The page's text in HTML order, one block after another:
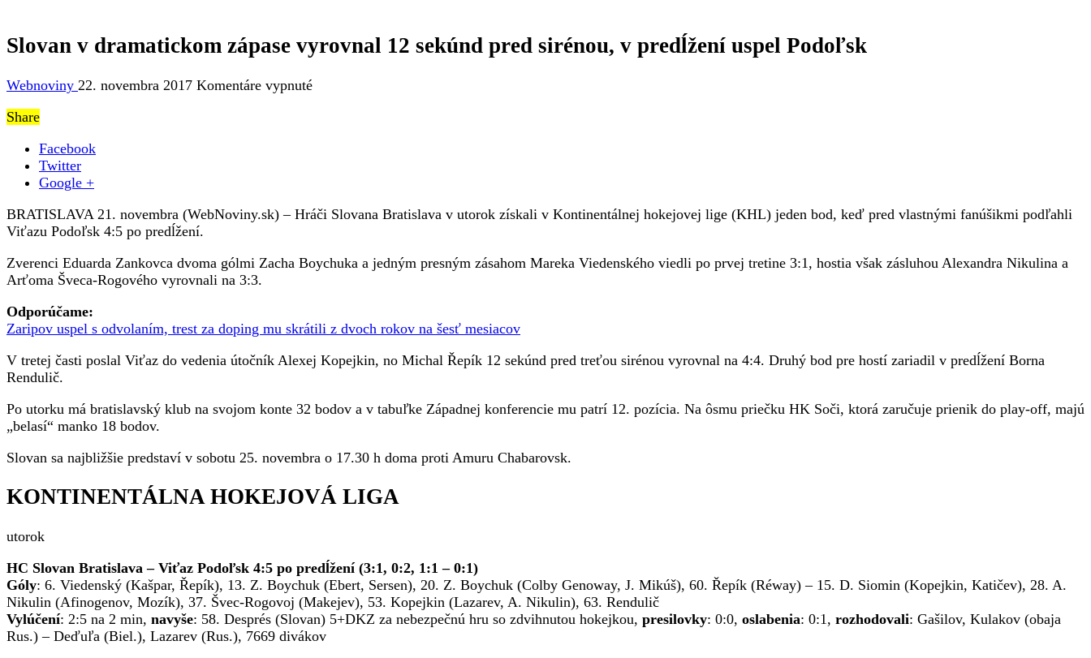
Slovan v dramatickom zápase vyrovnal 12 sekúnd pred sirénou, v predĺžení uspel Podoľsk
Webnoviny 22. novembra 2017 Komentáre vypnuténa
pred
predĺžení
Share
Facebook
Twitter
Google +
BRATISLAVA 21. novembra (WebNoviny.sk) – Hráči Slovana Bratislava v utorok získali v Kontinentálnej hokejovej lige (KHL) jeden bod, keď pred vlastnými fanúšikmi podľahli
Viťazu Podoľsk 4:5 po predĺžení.
Zverenci Eduarda Zankovca dvoma gólmi Zacha Boychuka a jedným presným zásahom Mareka Viedenského viedli po prvej tretine 3:1, hostia však zásluhou Alexandra Nikulina a
Arťoma Šveca-Rogového vyrovnali na 3:3.
Odporúčame:
Zaripov uspel s odvolaním, trest za doping mu skrátili z dvoch rokov na šesť mesiacov
V tretej časti poslal Viťaz do vedenia útočník Alexej Kopejkin, no Michal Řepík 12 sekúnd pred treťou sirénou vyrovnal na 4:4. Druhý bod pre hostí zariadil v predĺžení Borna
Rendulič.
Po utorku má bratislavský klub na svojom konte 32 bodov a v tabuľke Západnej konferencie mu patrí 12. pozícia. Na ôsmu priečku HK Soči, ktorá zaručuje prienik do play-off, majú
„belasí“ manko 18 bodov.
Slovan sa najbližšie predstaví v sobotu 25. novembra o 17.30 h doma proti Amuru Chabarovsk.
KONTINENTÁLNA HOKEJOVÁ LIGA
utorok
HC Slovan Bratislava – Viťaz Podoľsk 4:5 po predĺžení (3:1, 0:2, 1:1 – 0:1)
Góly: 6. Viedenský (Kašpar, Řepík), 13. Z. Boychuk (Ebert, Sersen), 20. Z. Boychuk (Colby Genoway, J. Mikúš), 60. Řepík (Réway) – 15. D. Siomin (Kopejkin, Katičev), 28. A.
Nikulin (Afinogenov, Mozík), 37. Švec-Rogovoj (Makejev), 53. Kopejkin (Lazarev, A. Nikulin), 63. Rendulič
Vylúčení: 2:5 na 2 min, navyše: 58. Després (Slovan) 5+DKZ za nebezpečnú hru so zdvihnutou hokejkou, presilovky: 0:0, oslabenia: 0:1, rozhodovali: Gašilov, Kulakov (obaja
Rus.) – Deďuľa (Biel.), Lazarev (Rus.), 7669 divákov